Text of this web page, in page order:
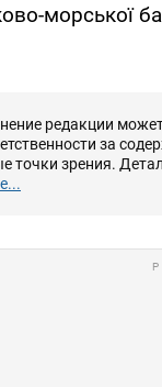
морської
редакции
за
точки зрения.